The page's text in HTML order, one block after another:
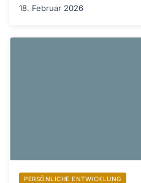
18. Februar 2026
PERSÖNLICHE ENTWICKLUNG